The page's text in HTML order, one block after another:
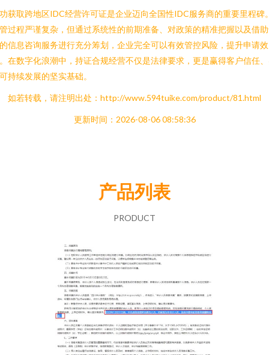
获取跨地区IDC经营许可证是企业迈向全国性IDC服务商的重要里程碑
过程严谨复杂，但通过系统性的前期准备、对政策的精准把握以及借
信息咨询服务进行充分筹划，企业完全可以有效管控风险，提升申请效
在数字化浪潮中，持证合规经营不仅是法律要求，更是赢得客户信任
持续发展的坚实基础。
如若转载，请注明出处：http://www.594tuike.com/product/81.html
更新时间：2026-08-06 08:58:36
产品列表
PRODUCT